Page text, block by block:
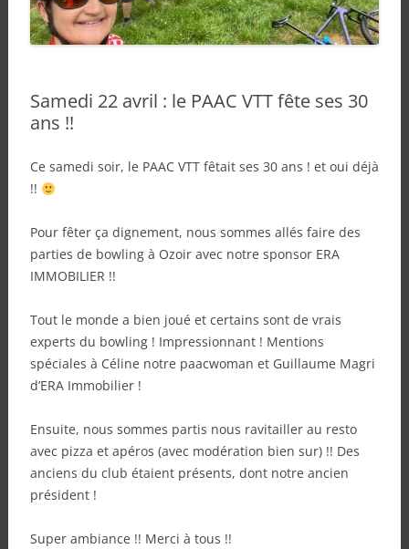
Samedi 22 avril : le PAAC VTT fête ses 30
ans !!
Ce samedi soir, le PAAC VTT fêtait ses 30 ans ! et oui déjà
!!
Pour fêter ça dignement, nous sommes allés faire des
parties de bowling à Ozoir avec notre sponsor ERA
IMMOBILIER !!
Tout le monde a bien joué et certains sont de vrais
experts du bowling ! Impressionnant ! Mentions
spéciales à Céline notre paacwoman et Guillaume Magri
d’ERA Immobilier !
Ensuite, nous sommes partis nous ravitailler au resto
avec pizza et apéros (avec modération bien sur) !! Des
anciens du club étaient présents, dont notre ancien
président !
Super ambiance !! Merci à tous !!